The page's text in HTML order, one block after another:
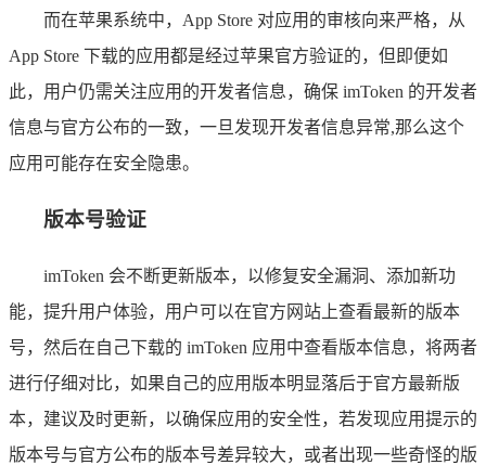
而在苹果系统中，App Store 对应用的审核向来严格，从
App Store 下载的应用都是经过苹果官方验证的，但即便如
此，用户仍需关注应用的开发者信息，确保 imToken 的开发者
信息与官方公布的一致，一旦发现开发者信息异常,那么这个
应用可能存在安全隐患。
版本号验证
imToken 会不断更新版本，以修复安全漏洞、添加新功
能，提升用户体验，用户可以在官方网站上查看最新的版本
号，然后在自己下载的 imToken 应用中查看版本信息，将两者
进行仔细对比，如果自己的应用版本明显落后于官方最新版
本，建议及时更新，以确保应用的安全性，若发现应用提示的
版本号与官方公布的版本号差异较大，或者出现一些奇怪的版